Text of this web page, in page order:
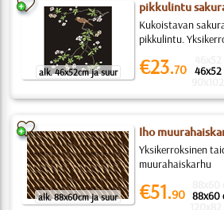
alk. 46x52cm ja suur
pikkulintu
Kukoistavan
pikkulintu.
€23.70 46x52
alk. 88x60cm ja suur
Iho
Yksikerroksinen
muurahaiskarhu
€51.90 88x60